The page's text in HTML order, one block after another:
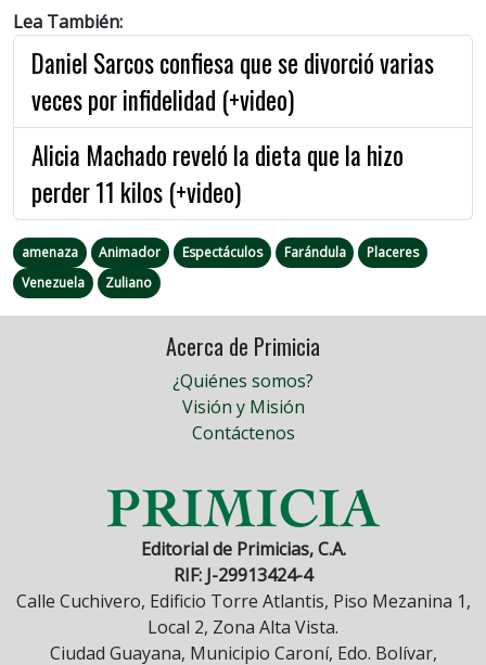
Lea También:
Daniel Sarcos confiesa que se divorció varias
veces por infidelidad (+video)
Alicia Machado reveló la dieta que la hizo
perder 11 kilos (+video)
amenaza Animador Espectáculos Farándula
Placeres
Venezuela
Zuliano
Acerca de Primicia
¿Quiénes somos?
Visión y Misión
Contáctenos
Editorial de Primicias, C.A.
RIF: J-29913424-4
Calle Cuchivero, Edificio Torre Atlantis, Piso Mezanina 1,
Local 2, Zona Alta Vista.
Ciudad Guayana, Municipio Caroní, Edo. Bolívar,